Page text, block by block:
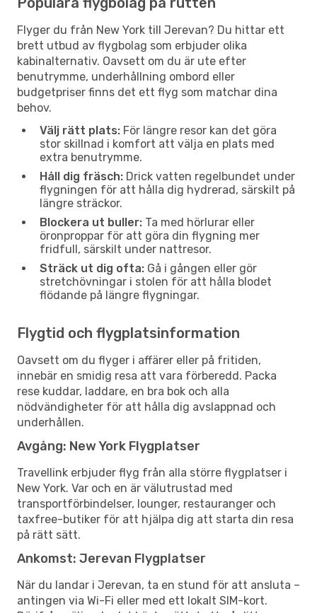
Flyger du från New York till Jerevan? Du hittar ett
brett utbud av flygbolag som erbjuder olika
kabinalternativ. Oavsett om du är ute efter
benutrymme, underhållning ombord eller
budgetpriser finns det ett flyg som matchar dina
behov.
Välj rätt plats: För längre resor kan det göra
stor skillnad i komfort att välja en plats med
extra benutrymme.
Håll dig fräsch: Drick vatten regelbundet under
flygningen för att hålla dig hydrerad, särskilt på
längre sträckor.
Blockera ut buller: Ta med hörlurar eller
öronproppar för att göra din flygning mer
fridfull, särskilt under nattresor.
Sträck ut dig ofta: Gå i gången eller gör
stretchövningar i stolen för att hålla blodet
flödande på längre flygningar.
Flygtid och flygplatsinformation
Oavsett om du flyger i affärer eller på fritiden,
innebär en smidig resa att vara förberedd. Packa
rese kuddar, laddare, en bra bok och alla
nödvändigheter för att hålla dig avslappnad och
underhållen.
Avgång: New York Flygplatser
Travellink erbjuder flyg från alla större flygplatser i
New York. Var och en är välutrustad med
transportförbindelser, lounger, restauranger och
taxfree-butiker för att hjälpa dig att starta din resa
på rätt sätt.
Ankomst: Jerevan Flygplatser
När du landar i Jerevan, ta en stund för att ansluta –
antingen via Wi-Fi eller med ett lokalt SIM-kort.